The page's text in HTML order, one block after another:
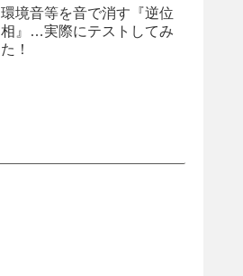
環境音等を音で消す『逆位
相』…実際にテストしてみ
た！